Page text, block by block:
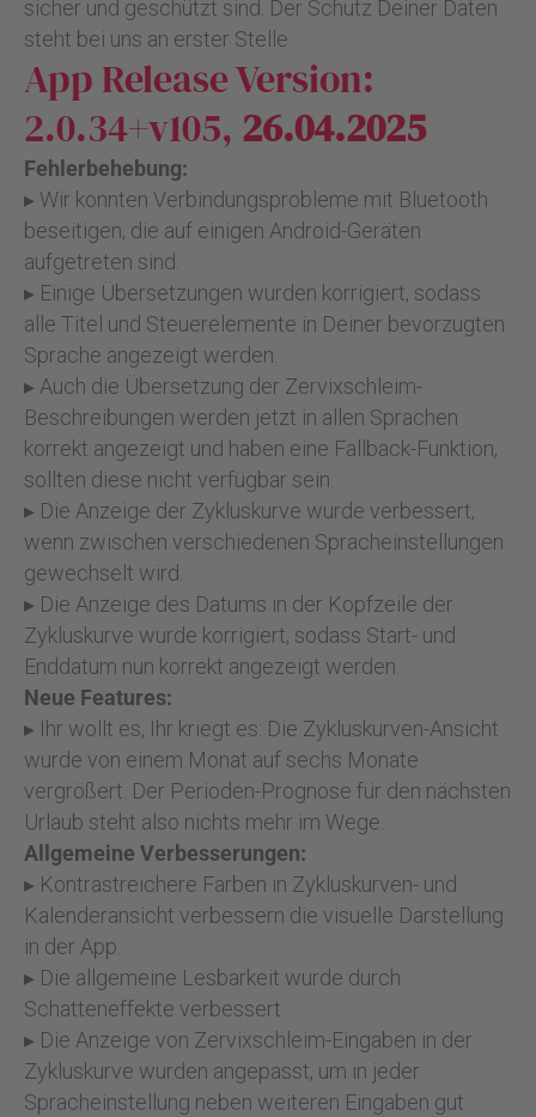
sicher und geschützt sind. Der Schutz Deiner Daten
steht bei uns an erster Stelle.
App Release Version:
2.0.34+v105, 26.04.2025
Fehlerbehebung:
▸ Wir konnten Verbindungsprobleme mit Bluetooth
beseitigen, die auf einigen Android-Geräten
aufgetreten sind.
▸ Einige Übersetzungen wurden korrigiert, sodass
alle Titel und Steuerelemente in Deiner bevorzugten
Sprache angezeigt werden.
▸ Auch die Übersetzung der Zervixschleim-
Beschreibungen werden jetzt in allen Sprachen
korrekt angezeigt und haben eine Fallback-Funktion,
sollten diese nicht verfügbar sein.
▸ Die Anzeige der Zykluskurve wurde verbessert,
wenn zwischen verschiedenen Spracheinstellungen
gewechselt wird.
▸ Die Anzeige des Datums in der Kopfzeile der
Zykluskurve wurde korrigiert, sodass Start- und
Enddatum nun korrekt angezeigt werden.
Neue Features:
▸ Ihr wollt es, Ihr kriegt es: Die Zykluskurven-Ansicht
wurde von einem Monat auf sechs Monate
vergrößert. Der Perioden-Prognose für den nächsten
Urlaub steht also nichts mehr im Wege.
Allgemeine Verbesserungen:
▸ Kontrastreichere Farben in Zykluskurven- und
Kalenderansicht verbessern die visuelle Darstellung
in der App.
▸ Die allgemeine Lesbarkeit wurde durch
Schatteneffekte verbessert.
▸ Die Anzeige von Zervixschleim-Eingaben in der
Zykluskurve wurden angepasst, um in jeder
Spracheinstellung neben weiteren Eingaben gut